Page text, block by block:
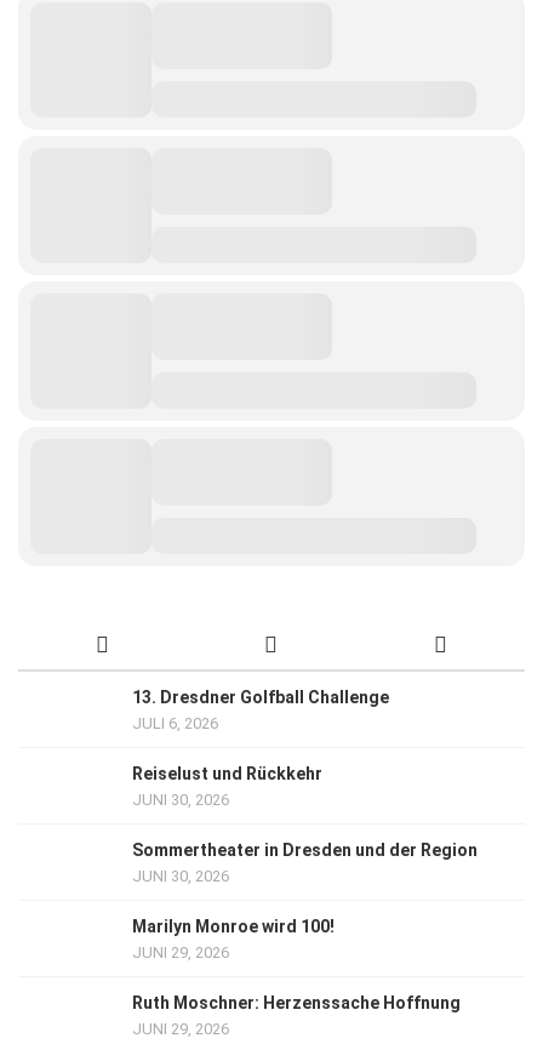
13. Dresdner Golfball Challenge
JULI 6, 2026
Reiselust und Rückkehr
JUNI 30, 2026
Sommertheater in Dresden und der Region
JUNI 30, 2026
Marilyn Monroe wird 100!
JUNI 29, 2026
Ruth Moschner: Herzenssache Hoffnung
JUNI 29, 2026